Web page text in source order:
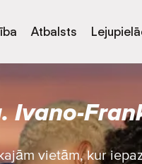
Atbalsts
Ivano-
vietām, kur